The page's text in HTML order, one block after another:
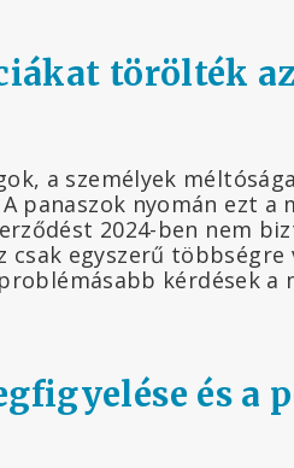
törölték
a személyek
panaszok nyomán ezt
2024-ben nem
csak egyszerű
kérdések a
és a